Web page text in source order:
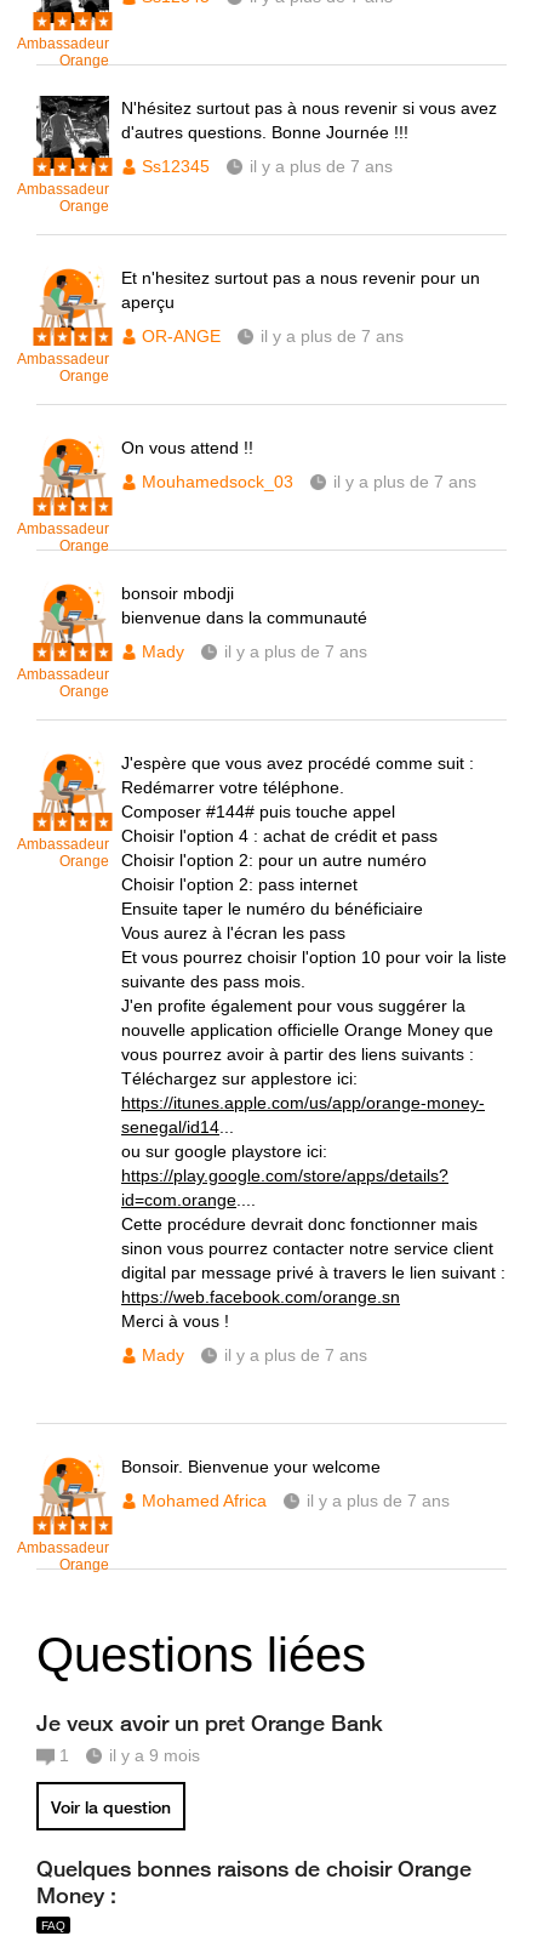
Ambassadeur
Orange
Ambassadeur
Orange
N'hésitez surtout pas à nous revenir si vous avez
d'autres questions. Bonne Journée !!!
Ss12345
il y a plus de 7 ans
Ambassadeur
Orange
Et n'hesitez surtout pas a nous revenir pour un
aperçu
OR-ANGE
il y a plus de 7 ans
Ambassadeur
Orange
On vous attend !!
Mouhamedsock_03
il y a plus de 7 ans
Ambassadeur
Orange
bonsoir mbodji
bienvenue dans la communauté
Mady
il y a plus de 7 ans
Ambassadeur
Orange
J'espère que vous avez procédé comme suit :
Redémarrer votre téléphone.
Composer #144# puis touche appel
Choisir l'option 4 : achat de crédit et pass
Choisir l'option 2: pour un autre numéro
Choisir l'option 2: pass internet
Ensuite taper le numéro du bénéficiaire
Vous aurez à l'écran les pass
Et vous pourrez choisir l'option 10 pour voir la liste
suivante des pass mois.
J'en profite également pour vous suggérer la
nouvelle application officielle Orange Money que
vous pourrez avoir à partir des liens suivants :
Téléchargez sur applestore ici:
https://itunes.apple.com/us/app/orange-money-
senegal/id14
ou sur google playstore ici:
https://play.google.com/store/apps/details?
id=com.orange
Cette procédure devrait donc fonctionner mais
sinon vous pourrez contacter notre service client
digital par message privé à travers le lien suivant :
https://web.facebook.com/orange.sn
Merci à vous !
Mady
il y a plus de 7 ans
Ambassadeur
Orange
Bonsoir. Bienvenue your welcome
Mohamed Africa
il y a plus de 7 ans
Questions liées
Je veux avoir un pret Orange Bank
1 il y a 9 mois
Voir la question
Quelques bonnes raisons de choisir Orange
Money :